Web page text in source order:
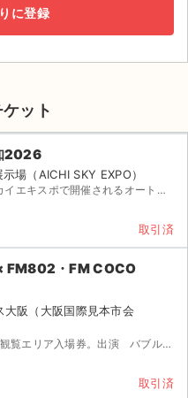
に登録
ット
2026
場（AICHI SKY EXPO）
[詳細] 招待券 土、日 入場可 愛知スカイエキスポで開催されるオートメッセの招待券です。 - イベン...
取引済
FM802・FM COCO
阪（大阪国際見本市会
[詳細] 大阪オートメッセ 入場券 兼 優先観覧エリア入場券。出演 バブルガム・...
取引済